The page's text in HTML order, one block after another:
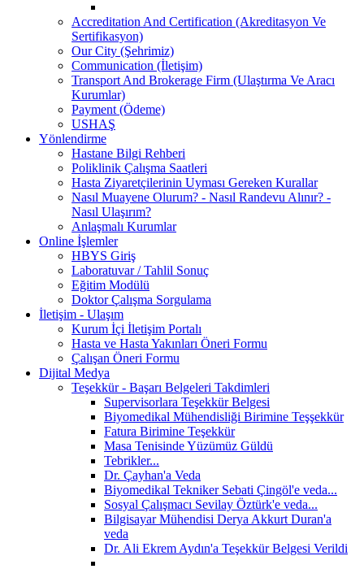
Accreditation And Certification (Akreditasyon Ve
Sertifikasyon)
Our City (Şehrimiz)
Communication (İletişim)
Transport And Brokerage Firm (Ulaştırma Ve Aracı
Kurumlar)
Payment (Ödeme)
USHAŞ
Yönlendirme
Hastane Bilgi Rehberi
Poliklinik Çalışma Saatleri
Hasta Ziyaretçilerinin Uyması Gereken Kurallar
Nasıl Muayene Olurum? - Nasıl Randevu Alınır? -
Nasıl Ulaşırım?
Anlaşmalı Kurumlar
Online İşlemler
HBYS Giriş
Laboratuvar / Tahlil Sonuç
Eğitim Modülü
Doktor Çalışma Sorgulama
İletişim - Ulaşım
Kurum İçi İletişim Portalı
Hasta ve Hasta Yakınları Öneri Formu
Çalışan Öneri Formu
Dijital Medya
Teşekkür - Başarı Belgeleri Takdimleri
Supervisorlara Teşekkür Belgesi
Biyomedikal Mühendisliği Birimine Teşşekkür
Fatura Birimine Teşekkür
Masa Tenisinde Yüzümüz Güldü
Tebrikler...
Dr. Çayhan'a Veda
Biyomedikal Tekniker Sebati Çingöl'e veda...
Sosyal Çalışmacı Sevilay Öztürk'e veda...
Bilgisayar Mühendisi Derya Akkurt Duran'a
veda
Dr. Ali Ekrem Aydın'a Teşekkür Belgesi Verildi